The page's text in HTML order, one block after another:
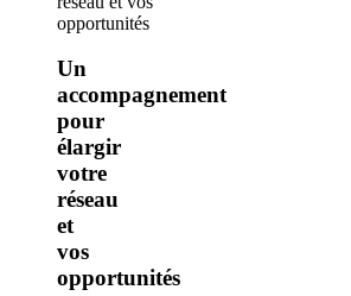
Un
accompagnement
pour
élargir
votre
réseau
et
vos
opportunités